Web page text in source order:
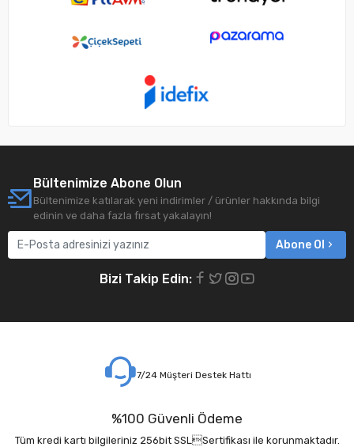
Bültenimize Abone Olun
Bültenimize katılarak yeni indirimler / ürünler hakkında bilgi
edinin ve daha fazla fırsat yakalayın!
Abone Ol
Bizi Takip Edin:
7/24 Müşteri Destek Hattı
%100 Güvenli Ödeme
Tüm kredi kartı bilgileriniz 256bit SSLSertifikası ile korunmaktadır.